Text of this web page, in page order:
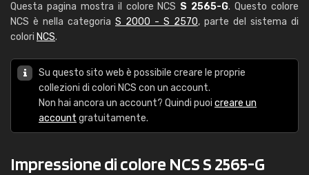
Questa pagina mostra il colore NCS S 2565-G. Questo colore
NCS è nella categoria S 2000 - S 2570, parte del sistema di
colori NCS.
Su questo sito web è possibile creare le proprie
collezioni di colori NCS con un account.
Non hai ancora un account? Quindi puoi creare un
account gratuitamente.
Impressione di colore NCS S 2565-G